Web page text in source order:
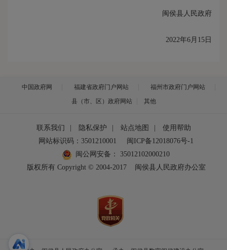
闽侯县人民政府
2022年6月15日
中国政府网 福建省政府门户网站
福州市政府门户网站
县（市、区）政府网站
其他
联系我们 隐私保护 站点地图
使用帮助
网站标识码：3501210001
闽ICP备12018076号-1
闽公网安备：
35012102000210
版权所有 Copyright © 2004-2017
闽侯县人民政府办公室